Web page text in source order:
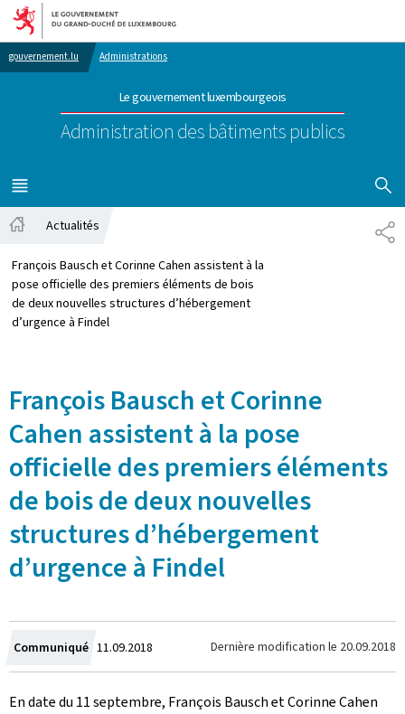
Aller au menu principal
Aller au contenu
gouvernement.lu Administrations
Le gouvernement luxembourgeois
Administration des bâtiments publics
MENU
PRINCIPAL
Actualités
François Bausch et Corinne Cahen assistent à la
pose officielle des premiers éléments de bois
de deux nouvelles structures d’hébergement
d’urgence à Findel
François Bausch et Corinne
Cahen assistent à la pose
officielle des premiers éléments
de bois de deux nouvelles
structures d’hébergement
d’urgence à Findel
Communiqué Crée
le
11.09.2018 Dernière modification le 20.09.2018
En date du 11 septembre, François Bausch et Corinne Cahen